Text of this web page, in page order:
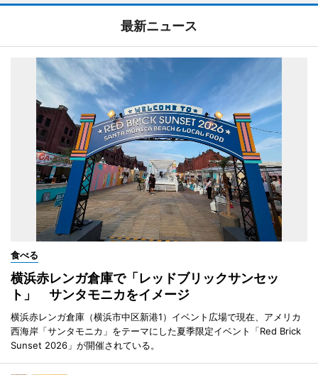
最新ニュース
食べる
横浜赤レンガ倉庫で「レッドブリックサンセッ
ト」 サンタモニカをイメージ
横浜赤レンガ倉庫（横浜市中区新港1）イベント広場で現在、アメリカ
西海岸「サンタモニカ」をテーマにした夏季限定イベント「Red Brick
Sunset 2026」が開催されている。